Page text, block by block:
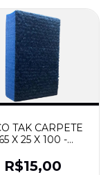
TAK CARPETE
65 X 25 X 100 -
R$15,00